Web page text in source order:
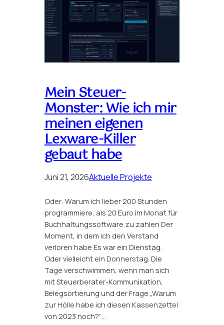
Mein Steuer-
Monster: Wie ich mir
meinen eigenen
Lexware-Killer
gebaut habe
Juni 21, 2026Aktuelle Projekte
Oder: Warum ich lieber 200 Stunden
programmiere, als 20 Euro im Monat für
Buchhaltungssoftware zu zahlen Der
Moment, in dem ich den Verstand
verloren habe Es war ein Dienstag.
Oder vielleicht ein Donnerstag. Die
Tage verschwimmen, wenn man sich
mit Steuerberater-Kommunikation,
Belegsortierung und der Frage „Warum
zur Hölle habe ich diesen Kassenzettel
von 2023 noch?“…